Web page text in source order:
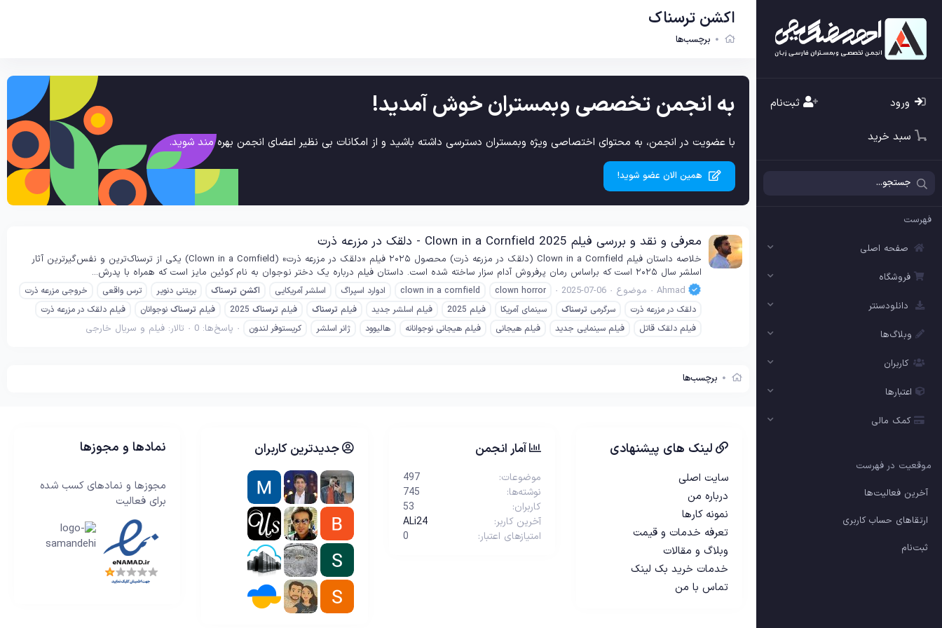
ورود ثبت‌نام
سبد خرید
فهرست
صفحه اصلی
فروشگاه
دانلودسنتر
وبلاگ‌ها
کاربران
اعتبارها
کمک مالی
موقعیت در فهرست
آخرین فعالیت‌ها
ارتقاهای حساب کاربری
ثبت‌نام
اکشن ترسناک
برچسب‌ها
به انجمن تخصصی وبمستران خوش آمدید!
با عضویت در انجمن، به محتوای اختصاصی ویژه وبمستران دسترسی داشته باشید و از امکانات بی نظیر اعضای انجمن بهره مند شوید.
همین الان عضو شوید!
معرفی و نقد و بررسی فیلم Clown in a Cornfield 2025 - دلقک در مزرعه ذرت
خلاصه داستان فیلم Clown in a Cornfield (دلقک در مزرعه ذرت) محصول ۲۰۲۵ فیلم «دلقک در مزرعه ذرت» (Clown in a Cornfield) یکی از ترسناک‌ترین و نفس‌گیرترین آثار
اسلشر سال ۲۰۲۵ است که براساس رمان پرفروش آدام سزار ساخته شده است. داستان فیلم درباره یک دختر نوجوان به نام کوئین مایز است که همراه با پدرش...
Ahmad
موضوع 2025-07-06
clown horror
clown in a cornfield ادوارد اسپراگ اسلشر آمریکایی اکشن ترسناک بریتنی دنویر ترس واقعی
خروجی مزرعه ذرت
دلقک در مزرعه ذرت
سرگرمی ترسناک سینمای آمریکا فیلم 2025 فیلم اسلشر جدید فیلم ترسناک فیلم ترسناک فیلم ترسناک نوجوانان
فیلم دلقک در مزرعه ذرت
فیلم دلقک قاتل
فیلم سینمایی جدید فیلم هیجانی فیلم هیجانی نوجوانانه هالیوود ژانر اسلشر کریستوفر لندون پاسخ‌ها: 0 تالار: فیلم و سریال خارجی
برچسب‌ها
لینک های پیشنهادی
سایت اصلی
درباره من
نمونه کارها
تعرفه خدمات و قیمت
وبلاگ و مقالات
خدمات خرید بک لینک
تماس با من
آمار انجمن
موضوعات
497
نوشته‌ها
745
کاربران
53
آخرین کاربر
ALi24
امتیازهای اعتبار
0
جدیدترین کاربران نمادها و مجوزها
مجوزها و نمادهای کسب شده
برای فعالیت